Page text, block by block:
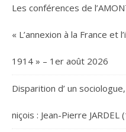
Les conférences de
« L’annexion à la France et
1914 » – 1er août 2026
Disparition d’ un
niçois : Jean-Pierre